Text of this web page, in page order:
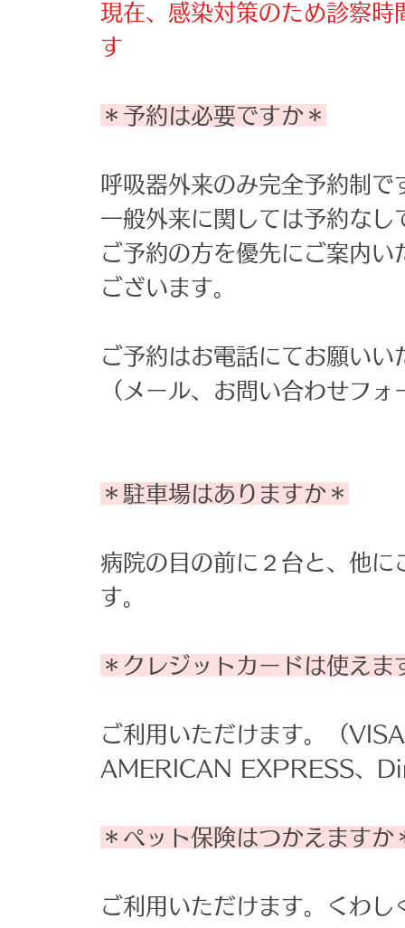
現在、感染対策のため診察
す
＊予約は必要ですか＊
呼吸器外来のみ完全予約制で
一般外来に関しては予約なし
ご予約の方を優先にご案内
ございます。
ご予約はお電話にてお願いい
（メール、お問い合わせフ
＊駐車場はありますか＊
病院の目の前に２台と、他
す。
＊クレジットカードは使えま
ご利用いただけます。（
AMERICAN EXPRESS、
＊ペット保険はつかえますか
ご利用いただけます。くわし